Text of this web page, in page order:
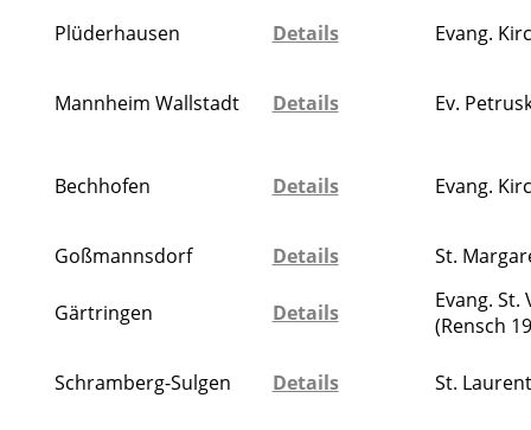
Plüderhausen Details Evang.
Mannheim Wallstadt Details Ev.
Bechhofen Details Evang.
Goßmannsdorf Details St.
Gärtringen Details
Evang. St.
(Rensch
Schramberg-Sulgen Details St.